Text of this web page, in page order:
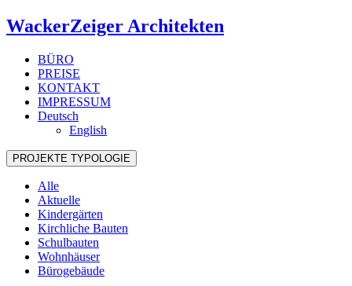
WackerZeiger Architekten
BÜRO
PREISE
KONTAKT
IMPRESSUM
Deutsch
English
PROJEKTE TYPOLOGIE
Alle
Aktuelle
Kindergärten
Kirchliche Bauten
Schulbauten
Wohnhäuser
Bürogebäude